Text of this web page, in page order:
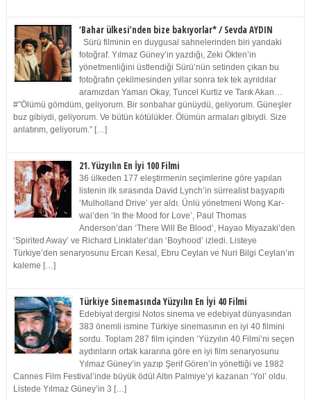
‘Bahar ülkesi’nden bize bakıyorlar* / Sevda AYDIN
Sürü filminin en duygusal sahnelerinden biri yandaki
fotoğraf. Yılmaz Güney’in yazdığı, Zeki Ökten’in
yönetmenliğini üstlendiği Sürü’nün setinden çıkan bu
fotoğrafın çekilmesinden yıllar sonra tek tek ayrıldılar
aramızdan Yaman Okay, Tuncel Kurtiz ve Tarık Akan…
#”Ölümü gömdüm, geliyorum. Bir sonbahar günüydü, geliyorum. Güneşler
buz gibiydi, geliyorum. Ve bütün kötülükler. Ölümün armaları gibiydi. Size
anlatırım, geliyorum.” […]
21. Yüzyılın En İyi 100 Filmi
36 ülkeden 177 eleştirmenin seçimlerine göre yapılan
listenin ilk sırasında David Lynch’in sürrealist başyapıtı
‘Mulholland Drive’ yer aldı. Ünlü yönetmeni Wong Kar-
wai’den ‘In the Mood for Love’, Paul Thomas
Anderson’dan ‘There Will Be Blood’, Hayao Miyazaki’den
‘Spirited Away’ ve Richard Linklater’dan ‘Boyhood’ izledi. Listeye
Türkiye’den senaryosunu Ercan Kesal, Ebru Ceylan ve Nuri Bilgi Ceylan’ın
kaleme […]
Türkiye Sinemasında Yüzyılın En İyi 40 Filmi
Edebiyat dergisi Notos sinema ve edebiyat dünyasından
383 önemli ismine Türkiye sinemasının en iyi 40 filmini
sordu. Toplam 287 film içinden ‘Yüzyılın 40 Filmi’ni seçen
aydınların ortak kararına göre en iyi film senaryosunu
Yılmaz Güney’in yazıp Şerif Gören’in yönettiği ve 1982
Cannes Film Festival’inde büyük ödül Altın Palmiye’yi kazanan ‘Yol’ oldu.
Listede Yılmaz Güney’in 3 […]